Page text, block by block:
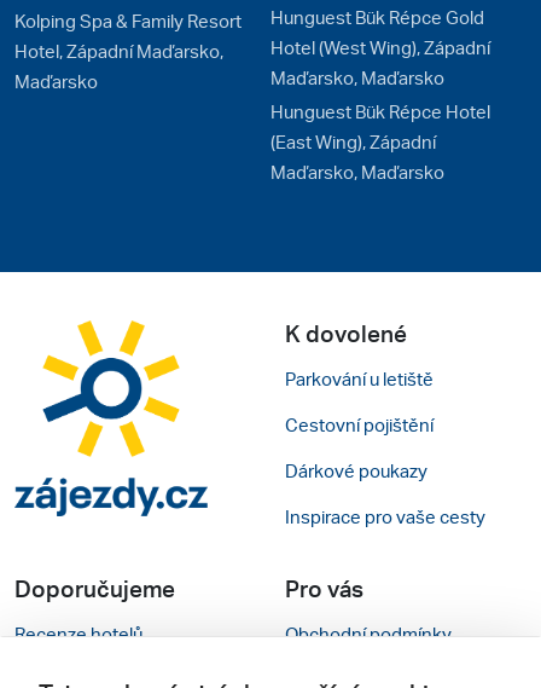
Kolping Spa & Family Resort
Hotel, Západní Maďarsko,
Maďarsko
Hunguest Bük Répce Gold
Hotel (West Wing), Západní
Maďarsko, Maďarsko
Hunguest Bük Répce Hotel
(East Wing), Západní
Maďarsko, Maďarsko
K dovolené
Parkování u letiště
Cestovní pojištění
Dárkové poukazy
Inspirace pro vaše cesty
Doporučujeme
Recenze hotelů
Rady na cestu
Pro vás
Obchodní podmínky
Kontakty